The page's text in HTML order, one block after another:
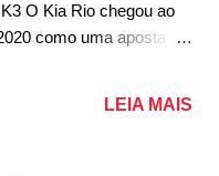
O Kia Rio chegou ao
como uma aposta da
Enquanto os rivais já
LEIA MAIS